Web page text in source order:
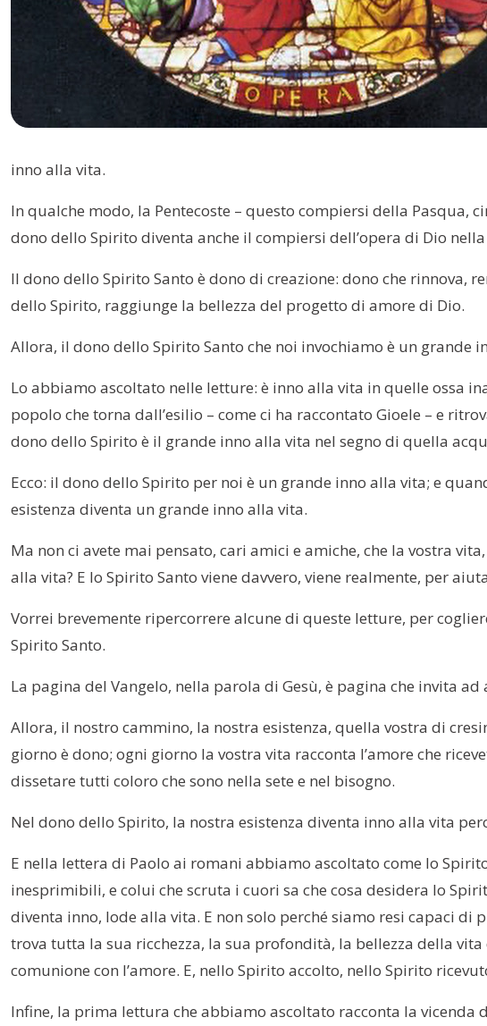
inno alla vita.
In qualche modo, la Pentecoste – questo compiersi della Pasqua,
dono dello Spirito diventa anche il compiersi dell’opera di Dio nella
Il dono dello Spirito Santo è dono di creazione: dono che rinnova,
dello Spirito, raggiunge la bellezza del progetto di amore di Dio.
Allora, il dono dello Spirito Santo che noi invochiamo è un grande
Lo abbiamo ascoltato nelle letture: è inno alla vita in quelle ossa
popolo che torna dall’esilio – come ci ha raccontato Gioele – e
dono dello Spirito è il grande inno alla vita nel segno di quella
Ecco: il dono dello Spirito per noi è un grande inno alla vita; e
esistenza diventa un grande inno alla vita.
Ma non ci avete mai pensato, cari amici e amiche, che la vostra
alla vita? E lo Spirito Santo viene davvero, viene realmente, per
Vorrei brevemente ripercorrere alcune di queste letture, per
Spirito Santo.
La pagina del Vangelo, nella parola di Gesù, è pagina che invita
Allora, il nostro cammino, la nostra esistenza, quella vostra di
giorno è dono; ogni giorno la vostra vita racconta l’amore che
dissetare tutti coloro che sono nella sete e nel bisogno.
Nel dono dello Spirito, la nostra esistenza diventa inno alla vita
E nella lettera di Paolo ai romani abbiamo ascoltato come lo
inesprimibili, e colui che scruta i cuori sa che cosa desidera lo
diventa inno, lode alla vita. E non solo perché siamo resi capaci
trova tutta la sua ricchezza, la sua profondità, la bellezza della
comunione con l’amore. E, nello Spirito accolto, nello Spirito
Infine, la prima lettura che abbiamo ascoltato racconta la